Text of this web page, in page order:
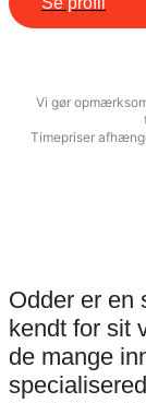
Vi gør
Timepriser
Odder er en
kendt for sit
de mange